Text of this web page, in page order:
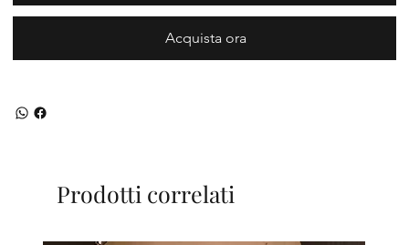
Acquista ora
Prodotti correlati